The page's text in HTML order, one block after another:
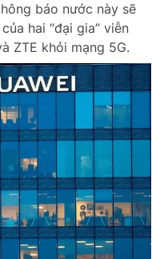
báo nước này sẽ
hai “đại gia” viễn
ZTE khỏi mạng 5G.